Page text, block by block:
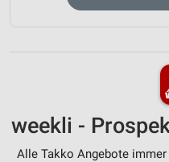
weekli -
Alle Takko Angebote